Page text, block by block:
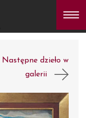
Następne dzieło w
galerii